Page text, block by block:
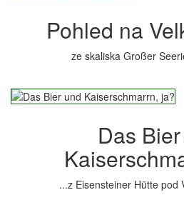
Pohled na
ze skaliska Großer
Das
...z Eisensteiner Hütte pod